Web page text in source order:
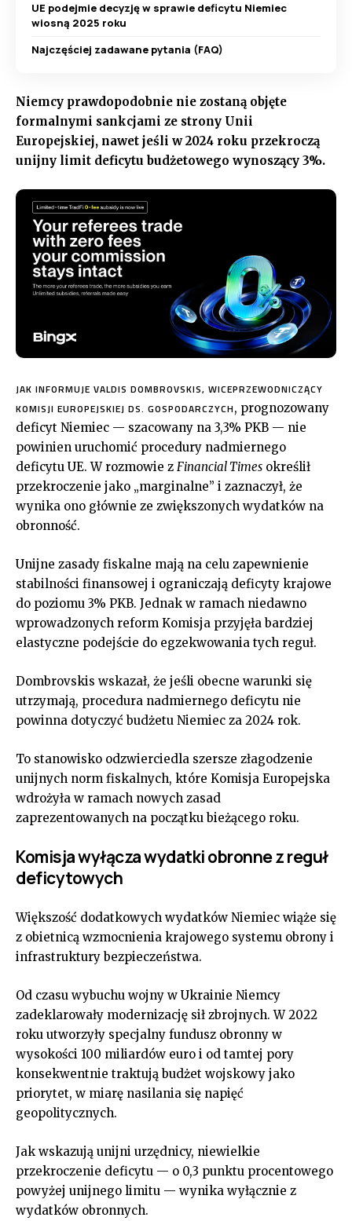
UE podejmie decyzję w sprawie deficytu Niemiec
wiosną 2025 roku
Najczęściej zadawane pytania (FAQ)
Niemcy prawdopodobnie nie zostaną objęte
formalnymi sankcjami ze strony Unii
Europejskiej, nawet jeśli w 2024 roku przekroczą
unijny limit deficytu budżetowego wynoszący 3%.
JAK INFORMUJE VALDIS DOMBROVSKIS, WICEPRZEWODNICZĄCY
KOMISJI EUROPEJSKIEJ DS. GOSPODARCZYCH, prognozowany
deficyt Niemiec — szacowany na 3,3% PKB — nie
powinien uruchomić procedury nadmiernego
deficytu UE. W rozmowie z Financial Times określił
przekroczenie jako „marginalne” i zaznaczył, że
wynika ono głównie ze zwiększonych wydatków na
obronność.
Unijne zasady fiskalne mają na celu zapewnienie
stabilności finansowej i ograniczają deficyty krajowe
do poziomu 3% PKB. Jednak w ramach niedawno
wprowadzonych reform Komisja przyjęła bardziej
elastyczne podejście do egzekwowania tych reguł.
Dombrovskis wskazał, że jeśli obecne warunki się
utrzymają, procedura nadmiernego deficytu nie
powinna dotyczyć budżetu Niemiec za 2024 rok.
To stanowisko odzwierciedla szersze złagodzenie
unijnych norm fiskalnych, które Komisja Europejska
wdrożyła w ramach nowych zasad
zaprezentowanych na początku bieżącego roku.
Komisja wyłącza wydatki obronne z reguł
deficytowych
Większość dodatkowych wydatków Niemiec wiąże się
z obietnicą wzmocnienia krajowego systemu obrony i
infrastruktury bezpieczeństwa.
Od czasu wybuchu wojny w Ukrainie Niemcy
zadeklarowały modernizację sił zbrojnych. W 2022
roku utworzyły specjalny fundusz obronny w
wysokości 100 miliardów euro i od tamtej pory
konsekwentnie traktują budżet wojskowy jako
priorytet, w miarę nasilania się napięć
geopolitycznych.
Jak wskazują unijni urzędnicy, niewielkie
przekroczenie deficytu — o 0,3 punktu procentowego
powyżej unijnego limitu — wynika wyłącznie z
wydatków obronnych.